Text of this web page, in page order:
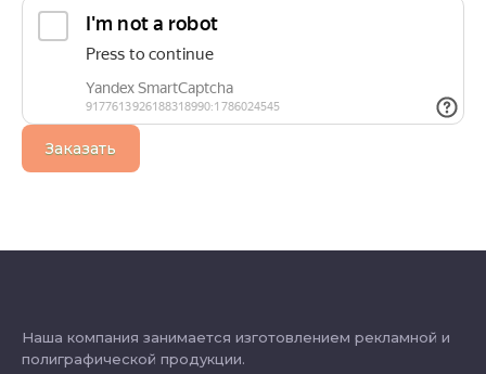
Заказать
Наша компания занимается изготовлением рекламной и
полиграфической продукции.